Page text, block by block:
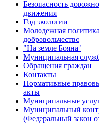
Безопасность
движения
Год экологии
Молодежная
добровольчество
"На земле Бояна"
Муниципальная
Обращения граждан
Контакты
Нормативные
акты
Муниципальные
Муниципальный
(Федеральный закон